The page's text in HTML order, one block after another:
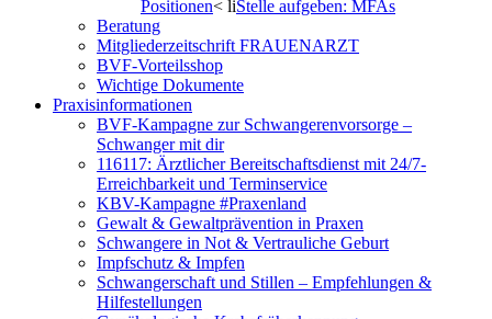
Positionen< liStelle aufgeben: MFAs
Beratung
Mitgliederzeitschrift FRAUENARZT
BVF-Vorteilsshop
Wichtige Dokumente
Praxisinformationen
BVF-Kampagne zur Schwangerenvorsorge –
Schwanger mit dir
116117: Ärztlicher Bereitschaftsdienst mit 24/7-
Erreichbarkeit und Terminservice
KBV-Kampagne #Praxenland
Gewalt & Gewaltprävention in Praxen
Schwangere in Not & Vertrauliche Geburt
Impfschutz & Impfen
Schwangerschaft und Stillen – Empfehlungen &
Hilfestellungen